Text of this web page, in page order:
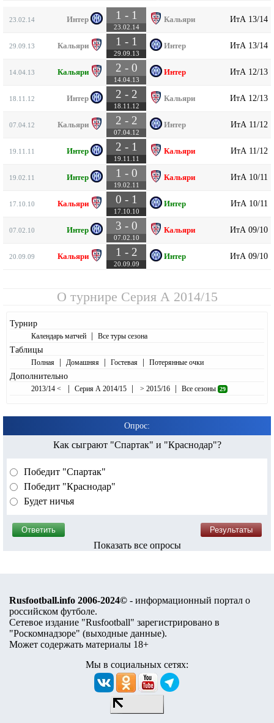
23.02.14 Интер 1 - 1
23.02.14
Кальяри ИтА 13/14
29.09.13 Кальяри 1 - 1
29.09.13
Интер ИтА 13/14
14.04.13 Кальяри 2 - 0
14.04.13
Интер ИтА 12/13
18.11.12 Интер 2 - 2
18.11.12
Кальяри ИтА 12/13
07.04.12 Кальяри 2 - 2
07.04.12
Интер ИтА 11/12
19.11.11 Интер 2 - 1
19.11.11
Кальяри ИтА 11/12
19.02.11 Интер 1 - 0
19.02.11
Кальяри ИтА 10/11
17.10.10 Кальяри 0 - 1
17.10.10
Интер ИтА 10/11
07.02.10 Интер 3 - 0
07.02.10
Кальяри ИтА 09/10
20.09.09 Кальяри 1 - 2
20.09.09
Интер ИтА 09/10
О турнире Серия А 2014/15
Турнир
Календарь матчей | Все туры сезона
Таблицы
Полная | Домашняя | Гостевая | Потерянные очки
Дополнительно
2013/14 < | Серия А 2014/15 | > 2015/16 | Все сезоны 29
Опрос:
Как сыграют "Спартак" и "Краснодар"?
Победит "Спартак"
Победит "Краснодар"
Будет ничья
Показать все опросы
Rusfootball.info 2006-2024© - информационный портал о
российском футболе.
Сетевое издание "Rusfootball" зарегистрировано в
"Роскомнадзоре" (выходные данные).
Может содержать материалы 18+
Мы в социальных сетях: